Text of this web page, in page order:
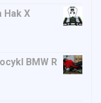
Hak X
BMW R